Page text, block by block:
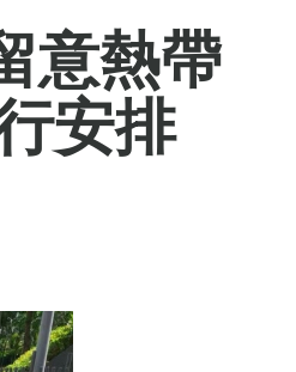
意熱帶
安排